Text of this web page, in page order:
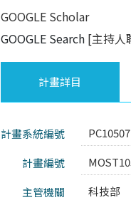
GOOGLE Scholar
GOOGLE Search [主持人
計畫詳目
計畫系統編號
計畫編號
主管機關
科技部